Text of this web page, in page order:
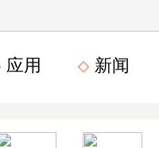
应用 新闻